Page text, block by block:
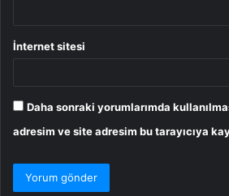
İnternet sitesi
Daha sonraki yorumlarımda
adresim ve site adresim bu tarayıcıya